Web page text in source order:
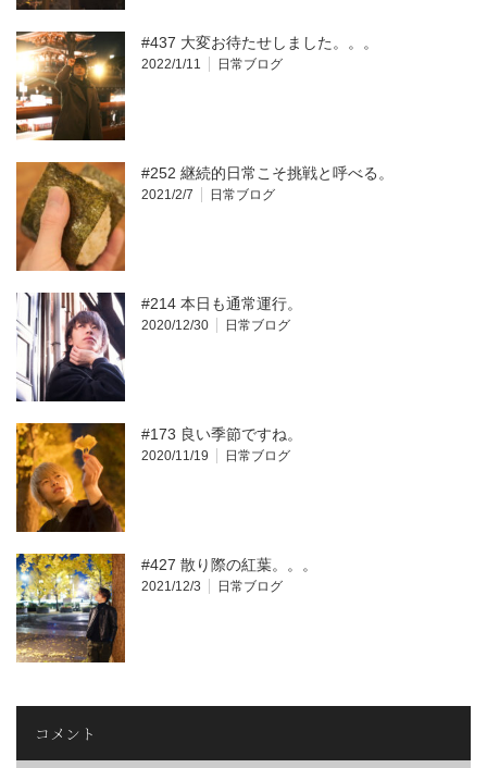
#437 大変お待たせしました。。。
2022/1/11 日常ブログ
#252 継続的日常こそ挑戦と呼べる。
2021/2/7 日常ブログ
#214 本日も通常運行。
2020/12/30 日常ブログ
#173 良い季節ですね。
2020/11/19 日常ブログ
#427 散り際の紅葉。。。
2021/12/3 日常ブログ
コメント